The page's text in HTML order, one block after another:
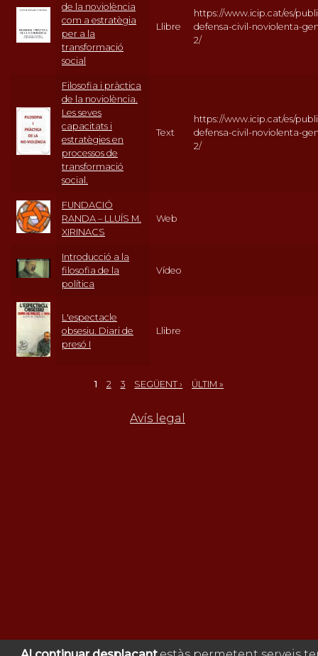
de la noviolència
com a estratègia
per a la
transformació
social
Llibre
https://www.icip.cat/es/
defensa-civil-noviolenta-
2/
Filosofia i pràctica
de la noviolència.
Les seves
capacitats i
estratègies en
processos de
transformació
social.
Text
https://www.icip.cat/es/
defensa-civil-noviolenta-
2/
FUNDACIÓ
RANDA – LLUÍS M.
XIRINACS
Web
Introducció a la
filosofia de la
política
Vídeo
L'espectacle
obsesiu. Diari de
presó I
Llibre
1 2 3 SEGÜENT › ÚLTIM »
Avís legal